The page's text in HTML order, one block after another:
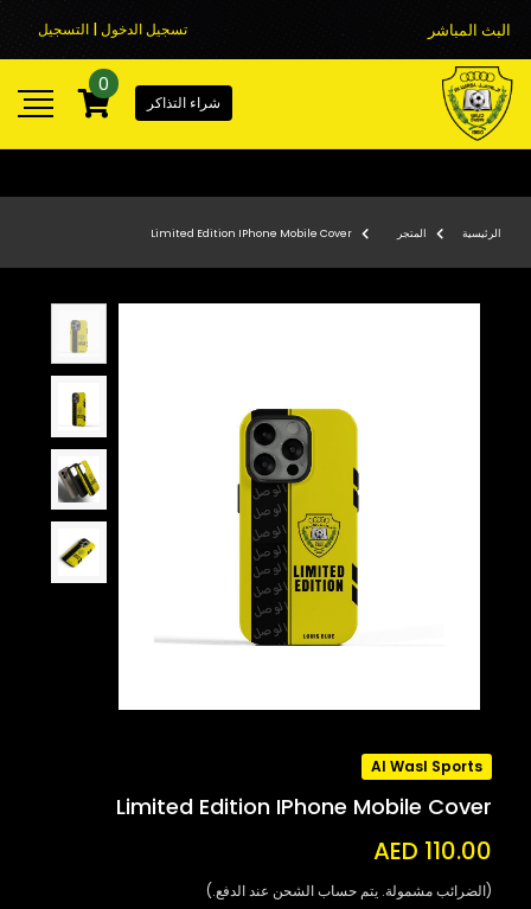
البث المباشر تسجيل الدخول | التسجيل
شراء التذاكر
0
الرئيسية المتجر Limited Edition IPhone Mobile Cover
Al Wasl Sports
Limited Edition IPhone Mobile Cover
AED 110.00
(الضرائب مشمولة. يتم حساب الشحن عند الدفع.)